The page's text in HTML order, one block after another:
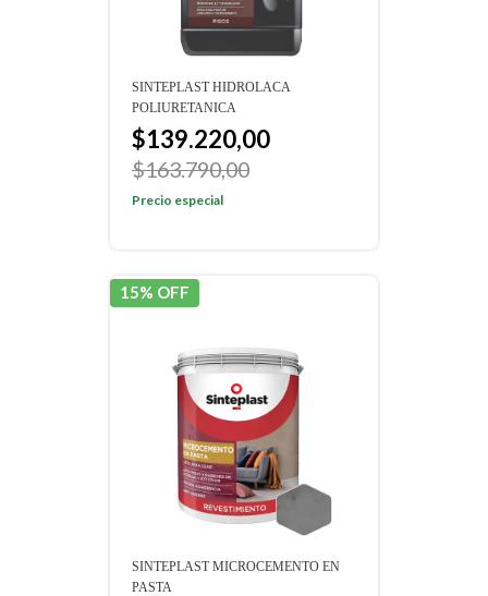
SINTEPLAST HIDROLACA
POLIURETANICA
$139.220,00
$163.790,00
Precio especial
15% OFF
SINTEPLAST MICROCEMENTO EN
PASTA